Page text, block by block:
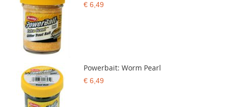
€ 6,49
Powerbait: Worm Pearl
€ 6,49